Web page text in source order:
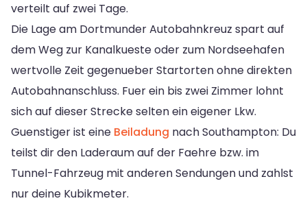
verteilt auf zwei Tage.
Die Lage am Dortmunder Autobahnkreuz spart auf
dem Weg zur Kanalkueste oder zum Nordseehafen
wertvolle Zeit gegenueber Startorten ohne direkten
Autobahnanschluss. Fuer ein bis zwei Zimmer lohnt
sich auf dieser Strecke selten ein eigener Lkw.
Guenstiger ist eine Beiladung nach Southampton: Du
teilst dir den Laderaum auf der Faehre bzw. im
Tunnel-Fahrzeug mit anderen Sendungen und zahlst
nur deine Kubikmeter.